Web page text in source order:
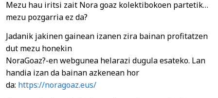
Mezu hau iritsi zait Nora goaz kolektibokoen partetik…
mezu pozgarria ez da?
Jadanik jakinen gainean izanen zira bainan profitatzen
dut mezu honekin
NoraGoaz?-en webgunea helarazi dugula esateko. Lan
handia izan da bainan azkenean hor
da: https://noragoaz.eus/